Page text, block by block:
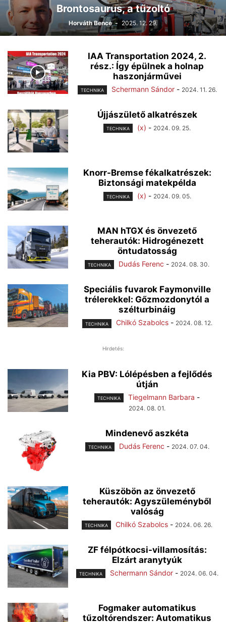
Brontosaurus, a tűzoltó
Horváth Bence - 2025. 12. 29.
IAA Transportation 2024, 2.
rész.: Így épülnek a holnap
haszonjárművei
TECHNIKA Schermann Sándor - 2024. 11. 26.
Újjászülető alkatrészek
TECHNIKA (x) - 2024. 09. 25.
Knorr-Bremse fékalkatrészek:
Biztonsági matekpélda
TECHNIKA (x) - 2024. 09. 05.
MAN hTGX és önvezető
teherautók: Hidrogénezett
öntudatosság
TECHNIKA Dudás Ferenc - 2024. 08. 30.
Speciális fuvarok Faymonville
trélerekkel: Gőzmozdonytól a
szélturbináig
TECHNIKA Chilkó Szabolcs - 2024. 08. 12.
Hirdetés:
Kia PBV: Lólépésben a fejlődés
útján
TECHNIKA Tiegelmann Barbara -
2024. 08. 01.
Mindenevő aszkéta
TECHNIKA Dudás Ferenc - 2024. 07. 04.
Küszöbön az önvezető
teherautók: Agyszüleményből
valóság
TECHNIKA Chilkó Szabolcs - 2024. 06. 26.
ZF félpótkocsi-villamosítás:
Elzárt aranytyúk
TECHNIKA Schermann Sándor - 2024. 06. 04.
Fogmaker automatikus
tűzoltórendszer: Automatikus